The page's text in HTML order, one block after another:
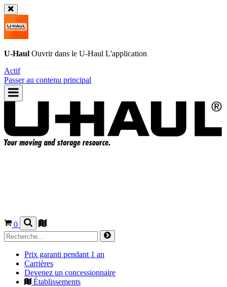
U-Haul Ouvrir dans le U-Haul L'application
Actif
Passer au contenu principal
0
Prix garanti pendant 1 an
Carrières
Devenez un concessionnaire
Établissements